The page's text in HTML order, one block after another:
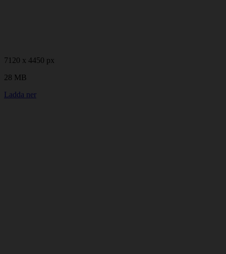
7120 x 4450 px
28 MB
Ladda ner